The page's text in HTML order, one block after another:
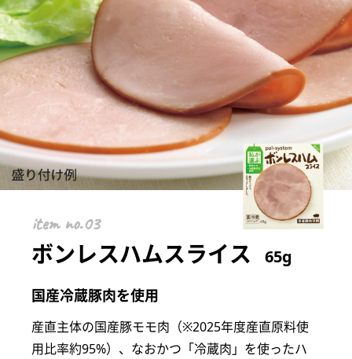
item
ボンレスハムスライス 65g
国産冷蔵豚肉を使用
産直主体の国産豚モモ肉（※2025年度産直原料使
用比率約95%）、なおかつ「冷蔵肉」を使ったハ